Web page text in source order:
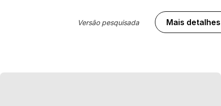
Versão pesquisada Mais detalhes